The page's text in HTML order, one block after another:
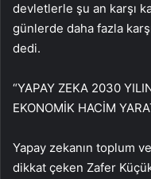
devletlerle şu an karşı
günlerde daha fazla
dedi.
“YAPAY ZEKA 2030
EKONOMİK HACİM
Yapay zekanın toplum
dikkat çeken Zafer